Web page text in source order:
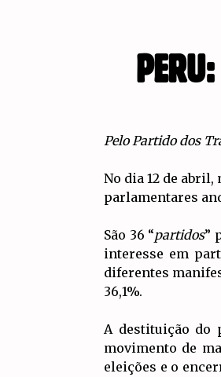
PERU:
Pelo Partido dos
No dia 12 de
parlamentares
São 36 “partidos”
interesse em
diferentes
36,1%.
A destituição do
movimento de
eleições e o